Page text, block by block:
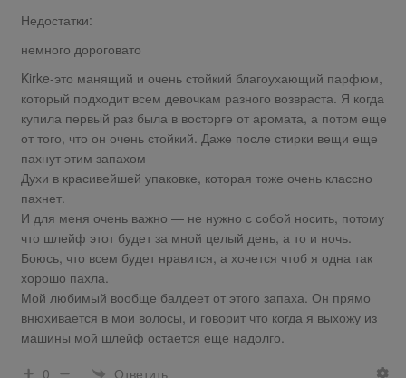
Недостатки:
немного дороговато
Kirke-это манящий и очень стойкий благоухающий парфюм,
который подходит всем девочкам разного возвраста. Я когда
купила первый раз была в восторге от аромата, а потом еще
от того, что он очень стойкий. Даже после стирки вещи еще
пахнут этим запахом
Духи в красивейшей упаковке, которая тоже очень классно
пахнет.
И для меня очень важно — не нужно с собой носить, потому
что шлейф этот будет за мной целый день, а то и ночь.
Боюсь, что всем будет нравится, а хочется чтоб я одна так
хорошо пахла.
Мой любимый вообще балдеет от этого запаха. Он прямо
внюхивается в мои волосы, и говорит что когда я выхожу из
машины мой шлейф остается еще надолго.
0
Ответить